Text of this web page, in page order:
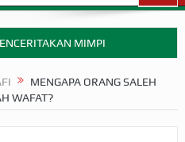
MIMPI
PERANG BADAR
MENGAPA ORANG SALEH
WAFAT?